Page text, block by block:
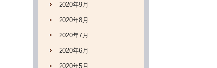
2020年9月
2020年8月
2020年7月
2020年6月
2020年5月